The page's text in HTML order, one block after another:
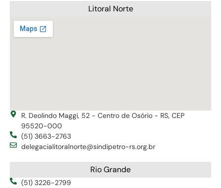
Litoral Norte
R. Deolindo Maggi, 52 - Centro de Osório - RS, CEP
95520-000
(51) 3663-2763
delegacialitoralnorte@sindipetro-rs.org.br
Rio Grande
(51) 3226-2799